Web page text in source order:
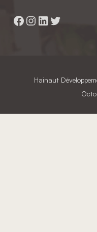
Facebook
Instagram
LinkedIn
Twitter
Hainaut